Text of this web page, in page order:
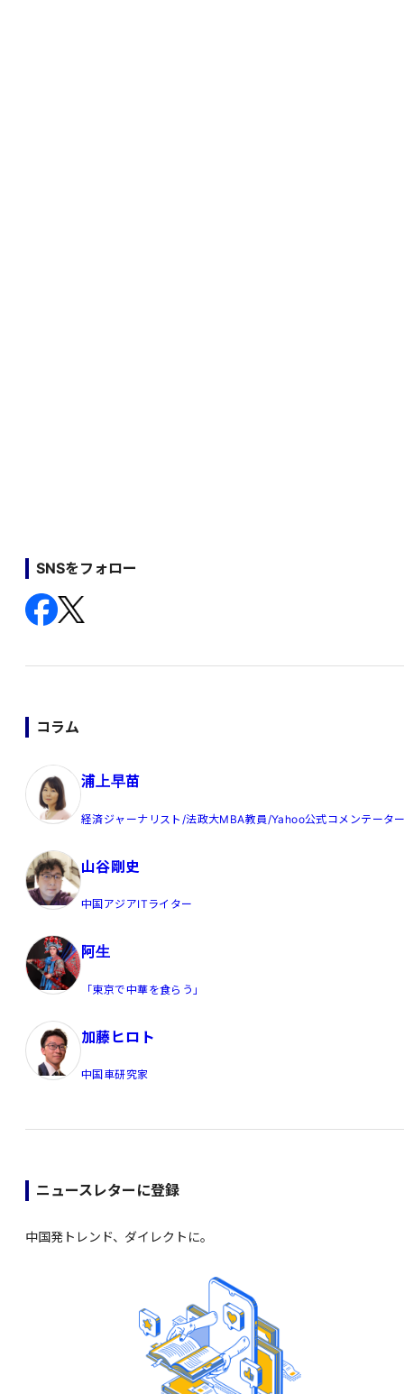
SNSをフォロー
コラム
浦上早苗
経済ジャーナリスト/法政大MBA教員/Yahoo公式コメンテータ
山谷剛史
中国アジアITライター
阿生
「東京で中華を食らう」
加藤ヒロト
中国車研究家
ニュースレターに登録
中国発トレンド、ダイレクトに。